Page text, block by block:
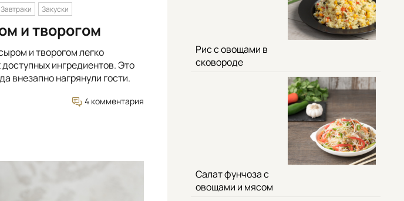
Завтраки Закуски
и творогом
и творогом легко
ингредиентов. Это
внезапно нагрянули гости.
4 комментария
Рис с овощами в
сковороде
Салат фунчоза с
овощами и мясом